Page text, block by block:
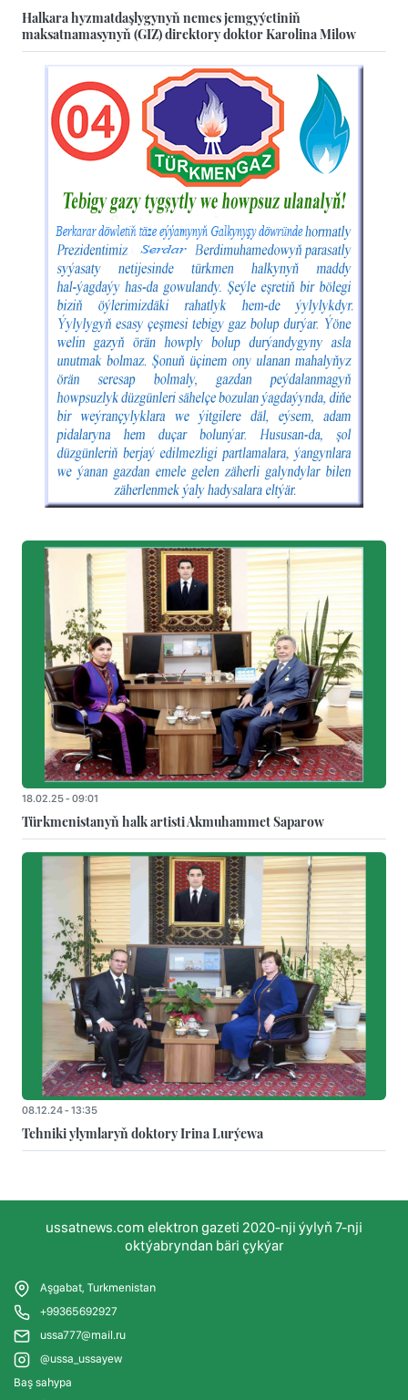
Halkara hyzmatdaşlygynyň nemes jemgyýetiniň
maksatnamasynyň (GIZ) direktory doktor Karolina Milow
18.02.25 - 09:01
Türkmenistanyň halk artisti Akmuhammet Saparow
08.12.24 - 13:35
Tehniki ylymlaryň doktory Irina Lurýewa
ussatnews.com elektron gazeti 2020-nji ýylyň 7-nji
oktýabryndan bäri çykýar
Aşgabat, Turkmenistan
+99365692927
ussa777@mail.ru
@ussa_ussayew
Baş sahypa